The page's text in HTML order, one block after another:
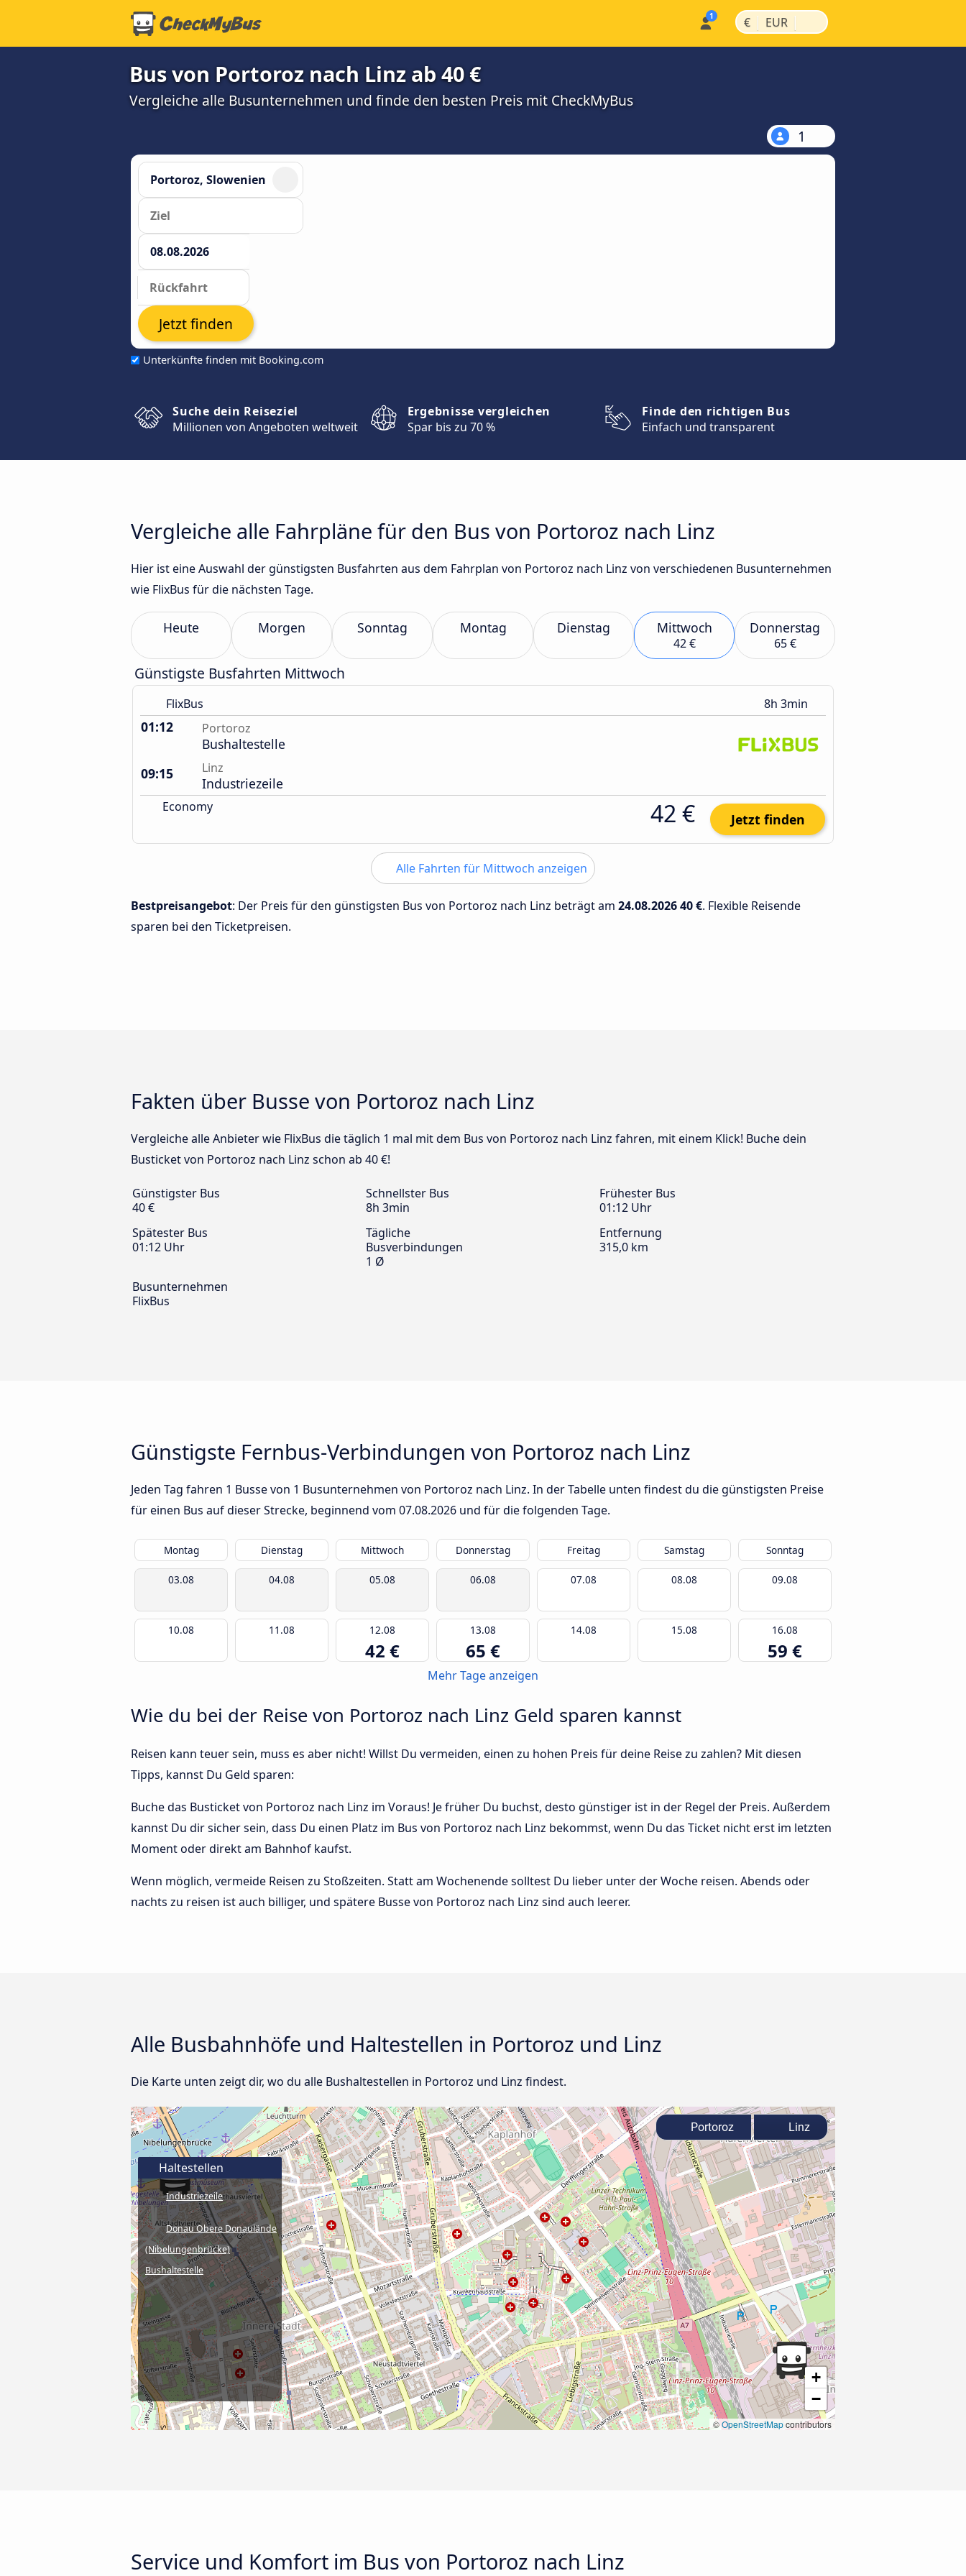
€ | EUR |
Bus von Portoroz nach Linz ab 40 €
Vergleiche alle Busunternehmen und finde den besten Preis mit CheckMyBus
1
Unterkünfte finden mit Booking.com
Jetzt finden
Suche dein Reiseziel
Millionen von Angeboten weltweit
Ergebnisse vergleichen
Spar bis zu 70 %
Finde den richtigen Bus
Einfach und transparent
Vergleiche alle Fahrpläne für den Bus von Portoroz nach Linz
Hier ist eine Auswahl der günstigsten Busfahrten aus dem Fahrplan von Portoroz nach Linz von verschiedenen Busunternehmen
wie FlixBus für die nächsten Tage.
Heute Morgen Sonntag Montag Dienstag Mittwoch
42 €
Donnerstag
65 €
Günstigste Busfahrten Mittwoch
FlixBus 8h 3min
01:12 Portoroz
Bushaltestelle
09:15
Linz
Industriezeile
Economy 42 € Jetzt finden
Alle Fahrten für Mittwoch anzeigen
Bestpreisangebot: Der Preis für den günstigsten Bus von Portoroz nach Linz beträgt am 24.08.202640 €. Flexible Reisende
sparen bei den Ticketpreisen.
Fakten über Busse von Portoroz nach Linz
Vergleiche alle Anbieter wie FlixBus die täglich 1 mal mit dem Bus von Portoroz nach Linz fahren, mit einem Klick! Buche dein
Busticket von Portoroz nach Linz schon ab 40 €!
Günstigster Bus
40 €
Schnellster Bus
8h 3min
Frühester Bus
01:12 Uhr
Spätester Bus
01:12 Uhr
Tägliche
Busverbindungen
1 Ø
Entfernung
315,0 km
Busunternehmen
FlixBus
Günstigste Fernbus-Verbindungen von Portoroz nach Linz
Jeden Tag fahren 1 Busse von 1 Busunternehmen von Portoroz nach Linz. In der Tabelle unten findest du die günstigsten Preise
für einen Bus auf dieser Strecke, beginnend vom 07.08.2026 und für die folgenden Tage.
Montag Dienstag Mittwoch Donnerstag Freitag Samstag Sonntag
03.08 04.08 05.08 06.08 07.08 08.08 09.08
10.08 11.08 12.08
42 €
13.08
65 €
14.08 15.08 16.08
59 €
Mehr Tage anzeigen
Wie du bei der Reise von Portoroz nach Linz Geld sparen kannst
Reisen kann teuer sein, muss es aber nicht! Willst Du vermeiden, einen zu hohen Preis für deine Reise zu zahlen? Mit diesen
Tipps, kannst Du Geld sparen:
Buche das Busticket von Portoroz nach Linz im Voraus! Je früher Du buchst, desto günstiger ist in der Regel der Preis. Außerdem
kannst Du dir sicher sein, dass Du einen Platz im Bus von Portoroz nach Linz bekommst, wenn Du das Ticket nicht erst im letzten
Moment oder direkt am Bahnhof kaufst.
Wenn möglich, vermeide Reisen zu Stoßzeiten. Statt am Wochenende solltest Du lieber unter der Woche reisen. Abends oder
nachts zu reisen ist auch billiger, und spätere Busse von Portoroz nach Linz sind auch leerer.
Alle Busbahnhöfe und Haltestellen in Portoroz und Linz
Die Karte unten zeigt dir, wo du alle Bushaltestellen in Portoroz und Linz findest.
+
−
©OpenStreetMapcontributors
Haltestellen
Industriezeile
Donau Obere Donaulände
(Nibelungenbrücke)
Bushaltestelle
Portoroz Linz
Service und Komfort im Bus von Portoroz nach Linz